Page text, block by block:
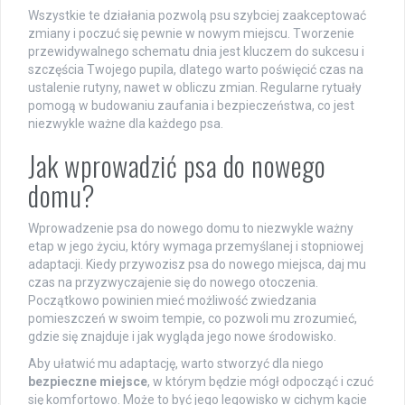
Wszystkie te działania pozwolą psu szybciej zaakceptować
zmiany i poczuć się pewnie w nowym miejscu. Tworzenie
przewidywalnego schematu dnia jest kluczem do sukcesu i
szczęścia Twojego pupila, dlatego warto poświęcić czas na
ustalenie rutyny, nawet w obliczu zmian. Regularne rytuały
pomogą w budowaniu zaufania i bezpieczeństwa, co jest
niezwykle ważne dla każdego psa.
Jak wprowadzić psa do nowego
domu?
Wprowadzenie psa do nowego domu to niezwykle ważny
etap w jego życiu, który wymaga przemyślanej i stopniowej
adaptacji. Kiedy przywozisz psa do nowego miejsca, daj mu
czas na przyzwyczajenie się do nowego otoczenia.
Początkowo powinien mieć możliwość zwiedzania
pomieszczeń w swoim tempie, co pozwoli mu zrozumieć,
gdzie się znajduje i jak wygląda jego nowe środowisko.
Aby ułatwić mu adaptację, warto stworzyć dla niego
bezpieczne miejsce, w którym będzie mógł odpocząć i czuć
się komfortowo. Może to być jego legowisko w cichym kącie